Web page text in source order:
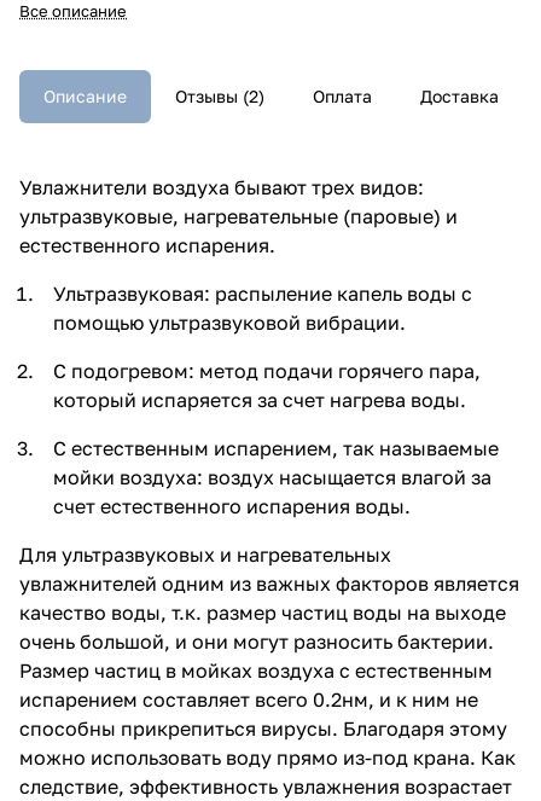
Все описание
Описание Отзывы (2) Оплата Доставка
Увлажнители воздуха бывают трех видов:
ультразвуковые, нагревательные (паровые) и
естественного испарения.
Ультразвуковая: распыление капель воды с
помощью ультразвуковой вибрации.
С подогревом: метод подачи горячего пара,
который испаряется за счет нагрева воды.
С естественным испарением, так называемые
мойки воздуха: воздух насыщается влагой за
счет естественного испарения воды.
Для ультразвуковых и нагревательных
увлажнителей одним из важных факторов является
качество воды, т.к. размер частиц воды на выходе
очень большой, и они могут разносить бактерии.
Размер частиц в мойках воздуха с естественным
испарением составляет всего 0.2нм, и к ним не
способны прикрепиться вирусы. Благодаря этому
можно использовать воду прямо из-под крана. Как
следствие, эффективность увлажнения возрастает